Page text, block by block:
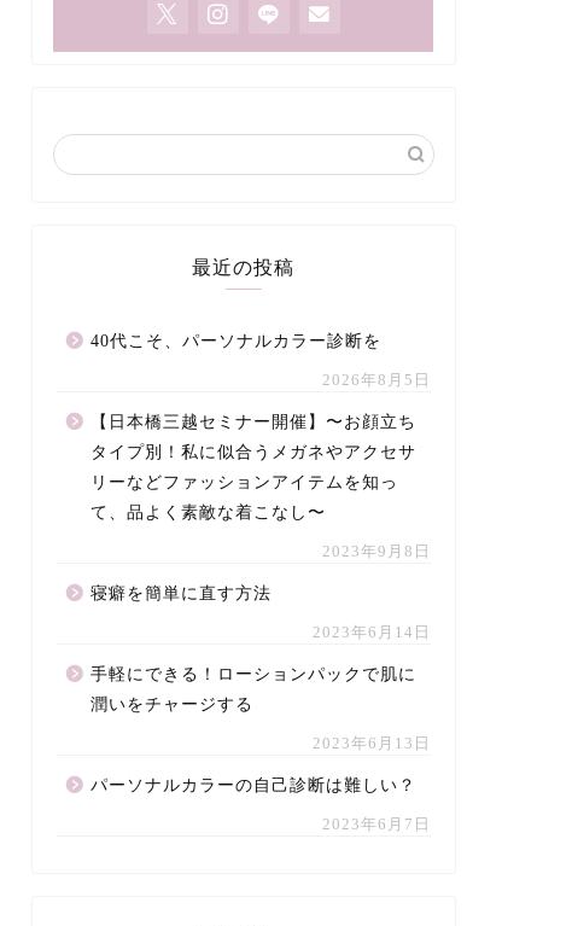
最近の投稿
40代こそ、パーソナルカラー診断を
2026年8月5日
【日本橋三越セミナー開催】〜お顔立ち
タイプ別！私に似合うメガネやアクセサ
リーなどファッションアイテムを知っ
て、品よく素敵な着こなし〜
2023年9月8日
寝癖を簡単に直す方法
2023年6月14日
手軽にできる！ローションパックで肌に
潤いをチャージする
2023年6月13日
パーソナルカラーの自己診断は難しい？
2023年6月7日